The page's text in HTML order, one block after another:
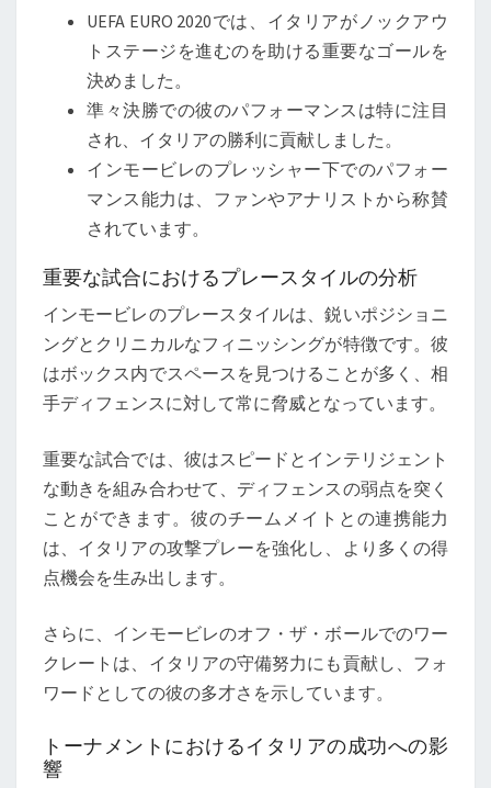
UEFA EURO 2020では、イタリアがノックアウ
トステージを進むのを助ける重要なゴールを
決めました。
準々決勝での彼のパフォーマンスは特に注目
され、イタリアの勝利に貢献しました。
インモービレのプレッシャー下でのパフォー
マンス能力は、ファンやアナリストから称賛
されています。
重要な試合におけるプレースタイルの分析
インモービレのプレースタイルは、鋭いポジショニ
ングとクリニカルなフィニッシングが特徴です。彼
はボックス内でスペースを見つけることが多く、相
手ディフェンスに対して常に脅威となっています。
重要な試合では、彼はスピードとインテリジェント
な動きを組み合わせて、ディフェンスの弱点を突く
ことができます。彼のチームメイトとの連携能力
は、イタリアの攻撃プレーを強化し、より多くの得
点機会を生み出します。
さらに、インモービレのオフ・ザ・ボールでのワー
クレートは、イタリアの守備努力にも貢献し、フォ
ワードとしての彼の多才さを示しています。
トーナメントにおけるイタリアの成功への影
響